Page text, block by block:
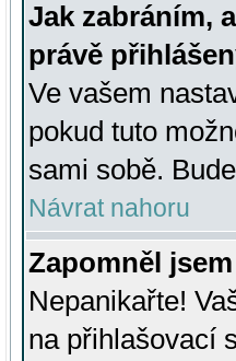
Jak zabráním,
právě
Ve vašem
pokud tuto
sami sobě.
Návrat nahoru
Zapomněl
Nepanikařte!
na přihlašovací